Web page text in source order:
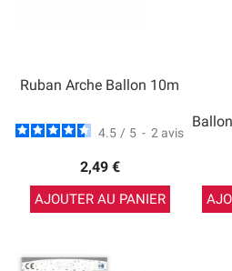
Ruban Arche Ballon 10m
4.5 / 5 - 2 avis
2,49 €
AJOUTER AU PANIER